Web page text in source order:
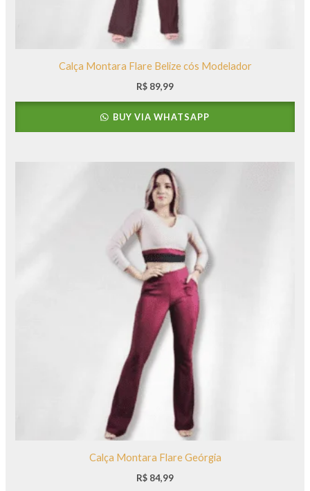
Calça Montara Flare Belize cós Modelador
R$ 89,99
BUY VIA WHATSAPP
Calça Montara Flare Geórgia
R$ 84,99